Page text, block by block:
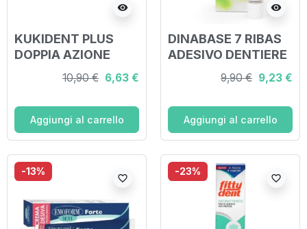
visibility
KUKIDENT PLUS
DOPPIA AZIONE
CREMA ADESIVA
DENTIERE 40 G
10,90 € 6,63 €
Aggiungi al carrello
visibility
DINABASE 7 RIBAS
ADESIVO DENTIERE
9,90 € 9,23 €
Aggiungi al carrello
-13%
favorite_border
-23%
favorite_border